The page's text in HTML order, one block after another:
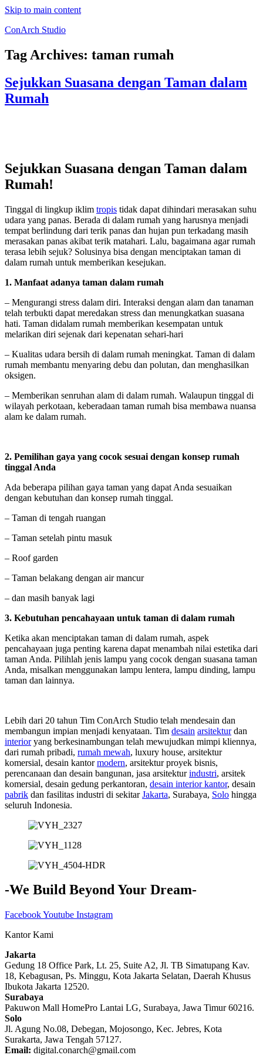
Skip to main content
ConArch Studio
Tag Archives: taman rumah
Sejukkan Suasana dengan Taman dalam
Rumah
Sejukkan Suasana dengan Taman dalam
Rumah!
Tinggal di lingkup iklim tropis tidak dapat dihindari merasakan suhu
udara yang panas. Berada di dalam rumah yang harusnya menjadi
tempat berlindung dari terik panas dan hujan pun terkadang masih
merasakan panas akibat terik matahari. Lalu, bagaimana agar rumah
terasa lebih sejuk? Solusinya bisa dengan menciptakan taman di
dalam rumah untuk memberikan kesejukan.
1. Manfaat adanya taman dalam rumah
– Mengurangi stress dalam diri. Interaksi dengan alam dan tanaman
telah terbukti dapat meredakan stress dan menungkatkan suasana
hati. Taman didalam rumah memberikan kesempatan untuk
melarikan diri sejenak dari kepenatan sehari-hari
– Kualitas udara bersih di dalam rumah meningkat. Taman di dalam
rumah membantu menyaring debu dan polutan, dan menghasilkan
oksigen.
– Memberikan senruhan alam di dalam rumah. Walaupun tinggal di
wilayah perkotaan, keberadaan taman rumah bisa membawa nuansa
alam ke dalam rumah.
2. Pemilihan gaya yang cocok sesuai dengan konsep rumah
tinggal Anda
Ada beberapa pilihan gaya taman yang dapat Anda sesuaikan
dengan kebutuhan dan konsep rumah tinggal.
– Taman di tengah ruangan
– Taman setelah pintu masuk
– Roof garden
– Taman belakang dengan air mancur
– dan masih banyak lagi
3. Kebutuhan pencahayaan untuk taman di dalam rumah
Ketika akan menciptakan taman di dalam rumah, aspek
pencahayaan juga penting karena dapat menambah nilai estetika dari
taman Anda. Pilihlah jenis lampu yang cocok dengan suasana taman
Anda, misalkan menggunakan lampu lentera, lampu dinding, lampu
taman dan lainnya.
Lebih dari 20 tahun Tim ConArch Studio telah mendesain dan
membangun impian menjadi kenyataan. Tim desain arsitekturdan
interioryang berkesinambungan telah mewujudkan mimpi kliennya,
dari rumah pribadi, rumah mewah, luxury house, arsitektur
komersial, desain kantormodern, arsitektur proyek bisnis,
perencanaan dan desain bangunan, jasa arsitekturindustri, arsitek
komersial, desain gedung perkantoran, desain interior kantor, desain
pabrik dan fasilitas industri di sekitarJakarta, Surabaya, Solo hingga
seluruh Indonesia.
-We Build Beyond Your Dream-
FacebookYoutube Instagram
Kantor Kami
Jakarta
Gedung 18 Office Park, Lt. 25, Suite A2, Jl. TB Simatupang Kav.
18, Kebagusan, Ps. Minggu, Kota Jakarta Selatan, Daerah Khusus
Ibukota Jakarta 12520.
Surabaya
Pakuwon Mall HomePro Lantai LG, Surabaya, Jawa Timur 60216.
Solo
Jl. Agung No.08, Debegan, Mojosongo, Kec. Jebres, Kota
Surakarta, Jawa Tengah 57127.
Email: digital.conarch@gmail.com